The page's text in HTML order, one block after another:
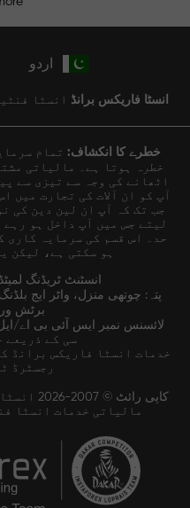
اردو
انسٹا فاریکس برانڈ انسٹا
خطرے کا انکشاف: تمام
خطرہ ہوتا ہے۔ مالیاتی
اٹھانے کی وجہ سے تیزی سے
آپ کو ان آلات کی تجارت میں
جب تک کہ آپ ان لین دین کی
لیتے جس میں آپ داخل ہو رہے
حد۔ اس قسم کی سرمایہ کاری
ہو سکتی ہے، لیکن
انسٹنٹ ٹریڈنگ لمیٹڈ،
پتہ: چوتھی منزل، واٹر ایج
برٹش
سی کے ذریعے
خدمات انسٹا فاریکس برانڈ
رجسٹرڈ
کاپی
مالیاتی خدمات انسٹا